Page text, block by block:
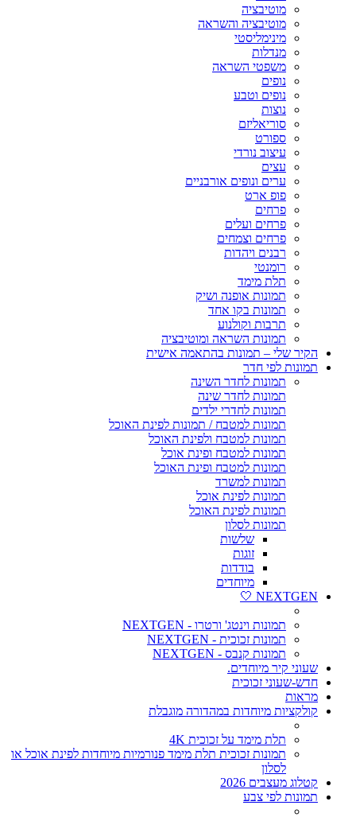
מוטיבציה
מוטיבציה והשראה
מינימליסטי
מנדלות
משפטי השראה
נופים
נופים וטבע
נוצות
סוריאליזם
ספורט
עיצוב נורדי
עצים
ערים ונופים אורבניים
פופ ארט
פרחים
פרחים ועלים
פרחים וצמחים
רבנים ויהדות
רומנטי
תלת מימד
תמונות אופנה ושיק
תמונות בקו אחד
תרבות וקולנוע
תמונות השראה ומוטיבציה
הקיר שלי – תמונות בהתאמה אישית
תמונות לפי חדר
תמונות לחדר השינה
תמונות לחדר שינה
תמונות לחדרי ילדים
תמונות למטבח / תמונות לפינת האוכל
תמונות למטבח ולפינת האוכל
תמונות למטבח ופינת אוכל
תמונות למטבח ופינת האוכל
תמונות למשרד
תמונות לפינת אוכל
תמונות לפינת האוכל
תמונות לסלון
שלשות
זוגות
בודדות
מיוחדים
NEXTGEN 🤍
תמונות וינטג' ורטרו - NEXTGEN
תמונות זכוכית - NEXTGEN
תמונות קנבס - NEXTGEN
שעוני קיר מיוחדים.
חדש-שעוני זכוכית
מראות
קולקציות מיוחדות במהדורה מוגבלת
תלת מימד על זכוכית 4K
תמונות זכוכית תלת מימד פנורמיות מיוחדות לפינת אוכל או
לסלון
קטלוג מעצבים 2026
תמונות לפי צבע